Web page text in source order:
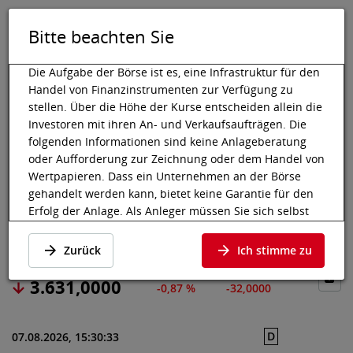
Toggle
Wiener Börse Marktdaten Aktien & Sonstige Preisdaten
Bitte beachten Sie
Die Aufgabe der Börse ist es, eine Infrastruktur für den
Handel von Finanzinstrumenten zur Verfügung zu
stellen. Über die Höhe der Kurse entscheiden allein die
Investoren mit ihren An- und Verkaufsaufträgen. Die
folgenden Informationen sind keine Anlageberatung
oder Aufforderung zur Zeichnung oder dem Handel von
Wertpapieren. Dass ein Unternehmen an der Börse
gehandelt werden kann, bietet keine Garantie für den
Erfolg der Anlage. Als Anleger müssen Sie sich selbst
Risiken, bis hin zum Totalverlust, abwägen. Lassen Sie
sich gegebenenfalls beraten. Besonders bei jüngeren
und kleineren Unternehmen kann es zu höheren
Kursschwankungen kommen und oft stehen weniger
Die nachfolgenden Wertpapiere notieren an einem
Zurück Ich stimme zu
GIVAUDAN SA
Preisdaten ·CH0010645932 ·GIVN
3.631,0000 -0,87 % -32,0000
07.08.2026, 15:30:33 D